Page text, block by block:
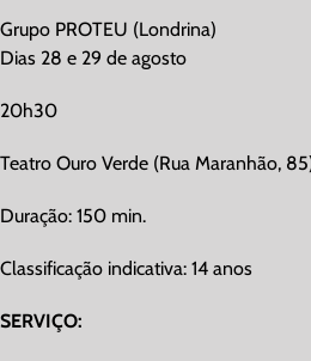
Grupo PROTEU (Londrina)
Dias 28 e 29 de agosto
20h30
Teatro Ouro Verde (Rua Maranhão,
Duração: 150 min.
Classificação indicativa: 14 anos
SERVIÇO: